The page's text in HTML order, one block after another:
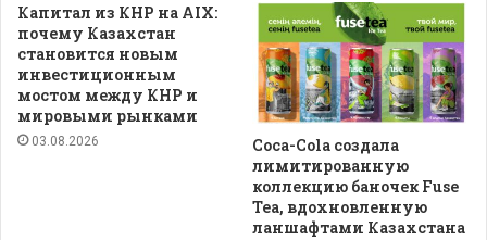
Капитал из КНР на AIX:
почему Казахстан
становится новым
инвестиционным
мостом между КНР и
мировыми рынками
03.08.2026
Coca-Cola создала
лимитированную
коллекцию баночек Fuse
Tea, вдохновленную
ланшафтами Казахстана